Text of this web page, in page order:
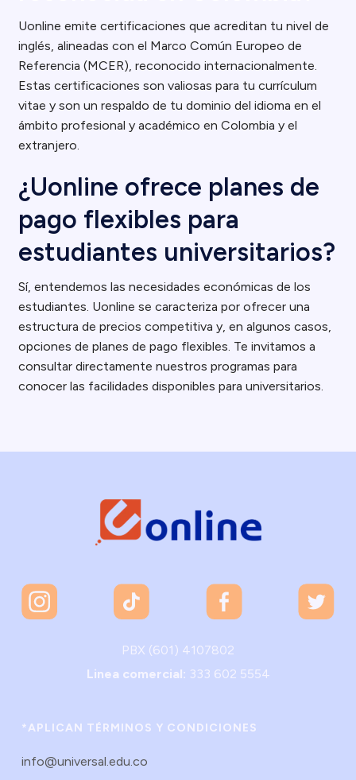
Uonline emite certificaciones que acreditan tu nivel de
inglés, alineadas con el Marco Común Europeo de
Referencia (MCER), reconocido internacionalmente.
Estas certificaciones son valiosas para tu currículum
vitae y son un respaldo de tu dominio del idioma en el
ámbito profesional y académico en Colombia y el
extranjero.
¿Uonline ofrece planes de
pago flexibles para
estudiantes universitarios?
Sí, entendemos las necesidades económicas de los
estudiantes. Uonline se caracteriza por ofrecer una
estructura de precios competitiva y, en algunos casos,
opciones de planes de pago flexibles. Te invitamos a
consultar directamente nuestros programas para
conocer las facilidades disponibles para universitarios.
PBX (601) 4107802
Linea comercial: 333 602 5554
*APLICAN TÉRMINOS Y CONDICIONES
info@universal.edu.co